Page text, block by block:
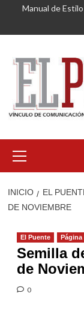
Saltar
contenido
Manual de
primario
INICIO EL
DE NOVIEMBRE
El Puente Página
Semilla
de
0